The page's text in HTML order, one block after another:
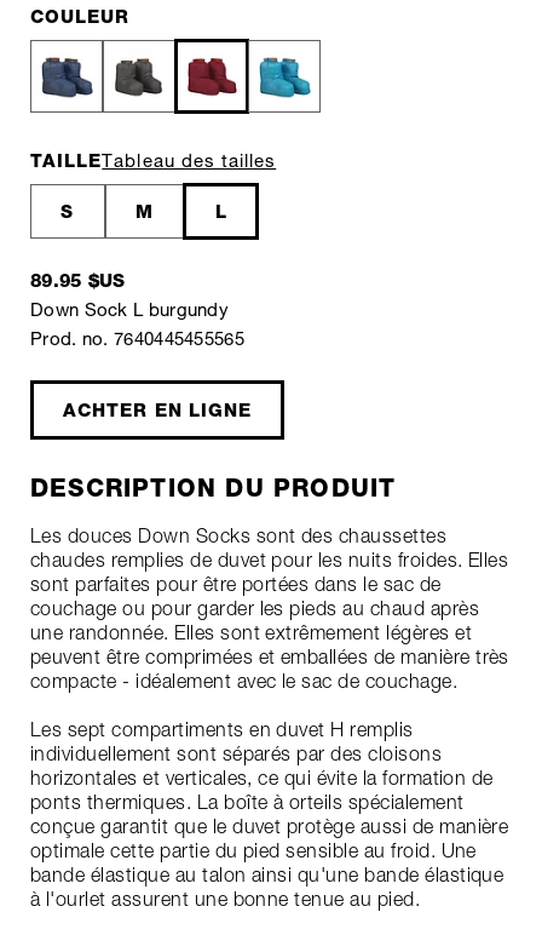
COULEUR
TAILLETableau des tailles
S M L
89.95 $US
Down Sock L burgundy
Prod. no. 7640445455565
ACHTER EN LIGNE
DESCRIPTION DU PRODUIT
Les douces Down Socks sont des chaussettes
chaudes remplies de duvet pour les nuits froides. Elles
sont parfaites pour être portées dans le sac de
couchage ou pour garder les pieds au chaud après
une randonnée. Elles sont extrêmement légères et
peuvent être comprimées et emballées de manière très
compacte - idéalement avec le sac de couchage.
Les sept compartiments en duvet H remplis
individuellement sont séparés par des cloisons
horizontales et verticales, ce qui évite la formation de
ponts thermiques. La boîte à orteils spécialement
conçue garantit que le duvet protège aussi de manière
optimale cette partie du pied sensible au froid. Une
bande élastique au talon ainsi qu'une bande élastique
à l'ourlet assurent une bonne tenue au pied.